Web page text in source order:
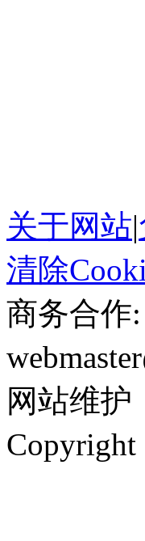
关于网站|
清除
商务合作:
网站维护